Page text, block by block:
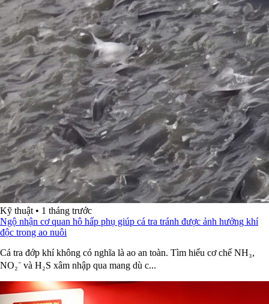
Kỹ thuật • 1 tháng trước
Ngộ nhận cơ quan hô hấp phụ giúp cá tra tránh được ảnh hưởng khí
độc trong ao nuôi
Cá tra đớp khí không có nghĩa là ao an toàn. Tìm hiểu cơ chế NH₃,
NO₂⁻ và H₂S xâm nhập qua mang dù c...